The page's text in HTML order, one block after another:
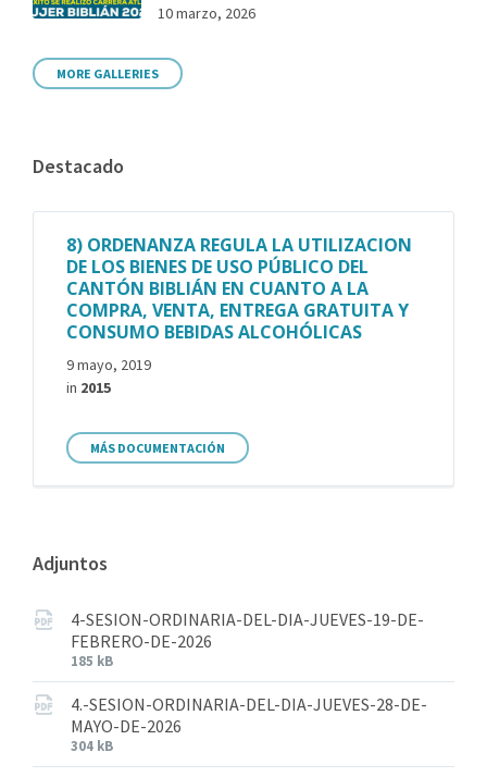
10 marzo, 2026
MORE GALLERIES
Destacado
8) ORDENANZA REGULA LA UTILIZACION
DE LOS BIENES DE USO PÚBLICO DEL
CANTÓN BIBLIÁN EN CUANTO A LA
COMPRA, VENTA, ENTREGA GRATUITA Y
CONSUMO BEBIDAS ALCOHÓLICAS
9 mayo, 2019
in 2015
MÁS DOCUMENTACIÓN
Adjuntos
4-SESION-ORDINARIA-DEL-DIA-JUEVES-19-DE-
FEBRERO-DE-2026
185 kB
4.-SESION-ORDINARIA-DEL-DIA-JUEVES-28-DE-
MAYO-DE-2026
304 kB